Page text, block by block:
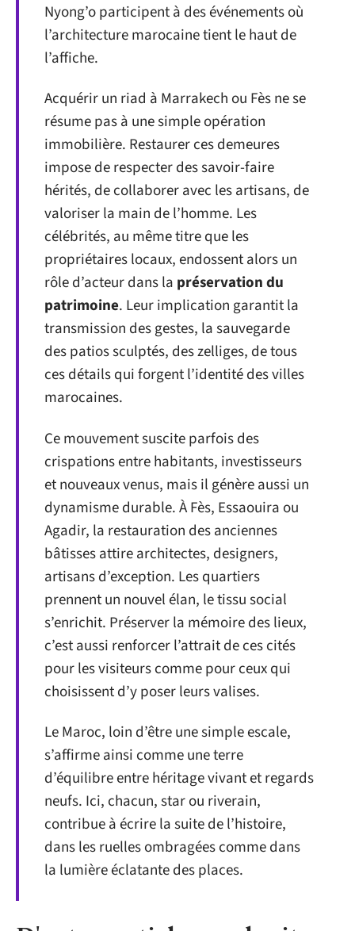
Nyong’o participent à des événements où
l’architecture marocaine tient le haut de
l’affiche.
Acquérir un riad à Marrakech ou Fès ne se
résume pas à une simple opération
immobilière. Restaurer ces demeures
impose de respecter des savoir-faire
hérités, de collaborer avec les artisans, de
valoriser la main de l’homme. Les
célébrités, au même titre que les
propriétaires locaux, endossent alors un
rôle d’acteur dans la préservation du
patrimoine. Leur implication garantit la
transmission des gestes, la sauvegarde
des patios sculptés, des zelliges, de tous
ces détails qui forgent l’identité des villes
marocaines.
Ce mouvement suscite parfois des
crispations entre habitants, investisseurs
et nouveaux venus, mais il génère aussi un
dynamisme durable. À Fès, Essaouira ou
Agadir, la restauration des anciennes
bâtisses attire architectes, designers,
artisans d’exception. Les quartiers
prennent un nouvel élan, le tissu social
s’enrichit. Préserver la mémoire des lieux,
c’est aussi renforcer l’attrait de ces cités
pour les visiteurs comme pour ceux qui
choisissent d’y poser leurs valises.
Le Maroc, loin d’être une simple escale,
s’affirme ainsi comme une terre
d’équilibre entre héritage vivant et regards
neufs. Ici, chacun, star ou riverain,
contribue à écrire la suite de l’histoire,
dans les ruelles ombragées comme dans
la lumière éclatante des places.